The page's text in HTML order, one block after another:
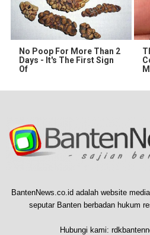
No Poop For More Than 2
Days - It's The First Sign
Of
BantenNews.co.id adalah website
seputar Banten berbadan hukum
Hubungi kami: